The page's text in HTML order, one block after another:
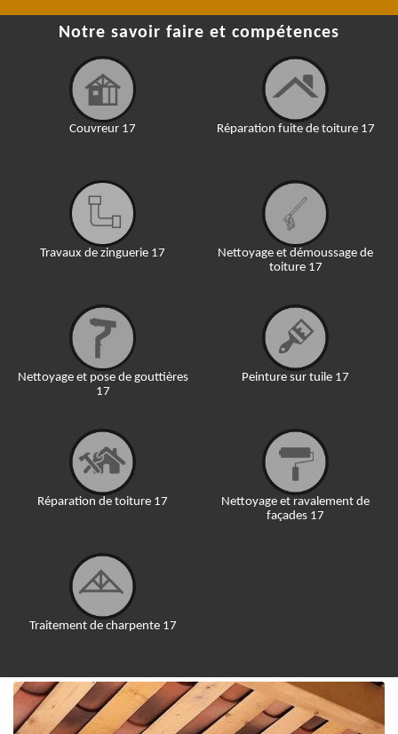
Notre savoir faire et compétences
Couvreur 17
Travaux de zinguerie 17
Nettoyage et pose de gouttières
17
Réparation de toiture 17
Traitement de charpente 17
Réparation fuite de toiture 17
Nettoyage et démoussage de
toiture 17
Peinture sur tuile 17
Nettoyage et ravalement de
façades 17